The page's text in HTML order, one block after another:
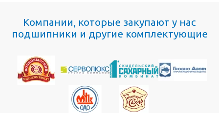
Компании, которые закупают у нас
подшипники и другие комплектующие